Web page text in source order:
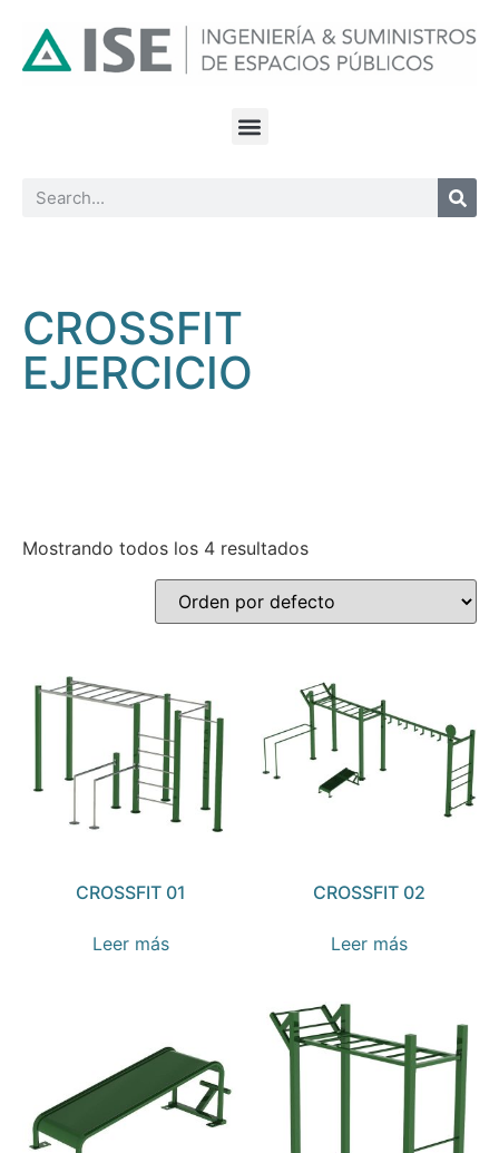
CROSSFIT
EJERCICIO
Mostrando todos los 4 resultados
CROSSFIT 01
Leer más
CROSSFIT 02
Leer más